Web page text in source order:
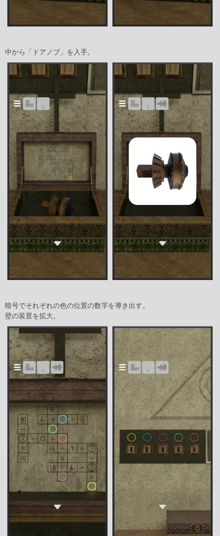
中から「ドアノブ」を入手。
暗号でそれぞれの色の位置の数字を導き出す。
壁の装置を拡大。